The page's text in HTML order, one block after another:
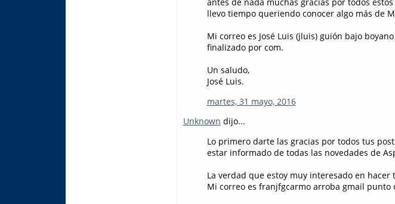
antes de nada muchas gracias por todos
llevo tiempo queriendo conocer algo más de
Mi correo es José Luis (jluis) guión bajo
finalizado por com.
Un saludo,
José Luis.
martes, 31 mayo, 2016
Unknown dijo...
Lo primero darte las gracias por todos tus
estar informado de todas las novedades de
La verdad que estoy muy interesado en
Mi correo es franjfgcarmo arroba gmail punto